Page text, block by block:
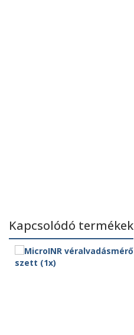
Kapcsolódó termékek